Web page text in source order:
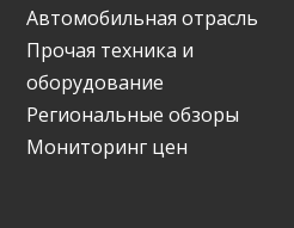
Автомобильная отрасль
Прочая техника и
оборудование
Региональные обзоры
Мониторинг цен